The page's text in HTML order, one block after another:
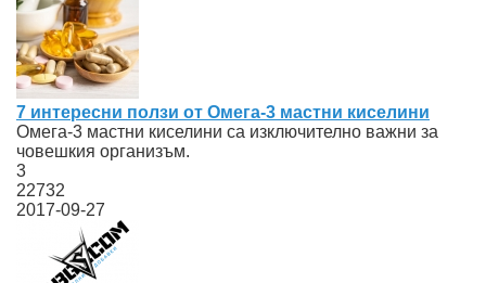
7 интересни ползи от Омега-3 мастни киселини
Омега-3 мастни киселини са изключително важни за
човешкия организъм.
3
22732
2017-09-27